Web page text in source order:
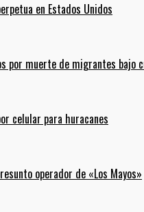
en Estados Unidos
por muerte de migrantes bajo
celular para huracanes
operador de «Los Mayos»